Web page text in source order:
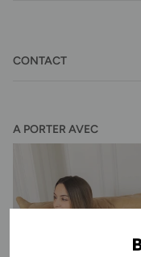
CONTACT
A PORTER AVEC